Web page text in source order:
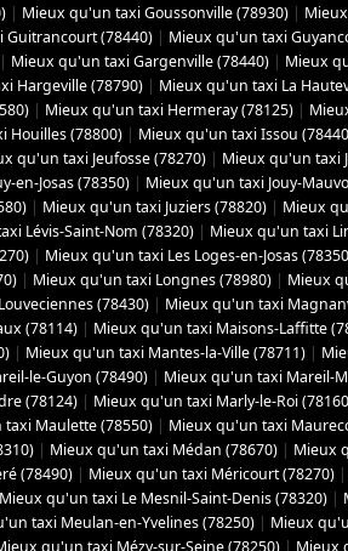
| Mieux qu'un taxi Goussonville (78930) |
(78440) | Mieux qu'un taxi
| Mieux qu'un taxi Gargenville (78440) | Mieux
Hargeville (78790) | Mieux qu'un taxi La
| Mieux qu'un taxi Hermeray (78125) |
Houilles (78800) | Mieux qu'un taxi Issou
qu'un taxi Jeufosse (78270) | Mieux qu'un taxi
en-Josas (78350) | Mieux qu'un taxi Jouy-
| Mieux qu'un taxi Juziers (78820) | Mieux
Lévis-Saint-Nom (78320) | Mieux qu'un taxi
| Mieux qu'un taxi Les Loges-en-Josas
| Mieux qu'un taxi Longnes (78980) | Mieux
(78430) | Mieux qu'un taxi
(78114) | Mieux qu'un taxi Maisons-Laffitte
| Mieux qu'un taxi Mantes-la-Ville (78711) |
le-Guyon (78490) | Mieux qu'un taxi Mareil-
(78124) | Mieux qu'un taxi Marly-le-Roi
Maulette (78550) | Mieux qu'un taxi
| Mieux qu'un taxi Médan (78670) | Mieux
(78490) | Mieux qu'un taxi Méricourt (78270) |
Mieux qu'un taxi Le Mesnil-Saint-Denis (78320) |
taxi Meulan-en-Yvelines (78250) | Mieux
qu'un taxi Mézy-sur-Seine (78250) | Mieux